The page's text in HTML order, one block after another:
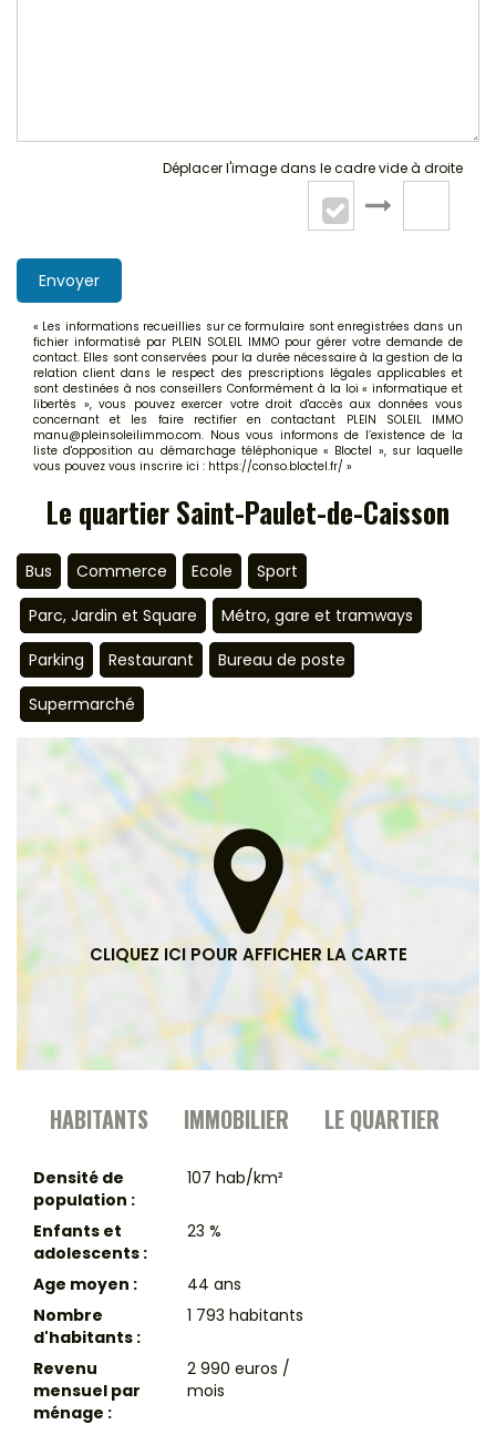
Déplacer l'image dans le cadre vide à droite
Envoyer
« Les informations recueillies sur ce formulaire sont enregistrées dans un
fichier informatisé par PLEIN SOLEIL IMMO pour gérer votre demande de
contact. Elles sont conservées pour la durée nécessaire à la gestion de la
relation client dans le respect des prescriptions légales applicables et
sont destinées à nos conseillers Conformément à la loi « informatique et
libertés », vous pouvez exercer votre droit d'accès aux données vous
concernant et les faire rectifier en contactant PLEIN SOLEIL IMMO
manu@pleinsoleilimmo.com. Nous vous informons de l’existence de la
liste d'opposition au démarchage téléphonique « Bloctel », sur laquelle
vous pouvez vous inscrire ici : https://conso.bloctel.fr/ »
Le quartier Saint-Paulet-de-Caisson
Bus Commerce Ecole
Sport
Parc, Jardin et Square
Métro, gare et tramways
Parking
Restaurant
Bureau de poste
Supermarché
HABITANTS IMMOBILIER LE QUARTIER
Densité de
population :
107 hab/km²
Enfants et
adolescents :
23 %
Age moyen :
44 ans
Nombre
d'habitants :
1 793 habitants
Revenu
mensuel par
ménage :
2 990 euros /
mois